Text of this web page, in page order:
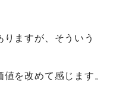
ますが、そういう
を改めて感じます。